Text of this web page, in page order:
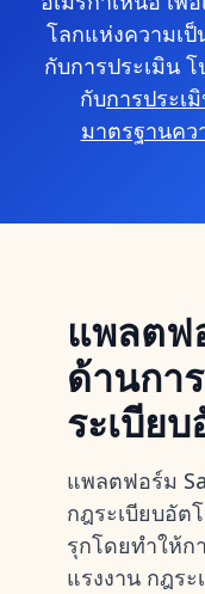
โลกแห่งความเป็
กับการประเมิน
กับการประ
มาตรฐานคว
แพลตฟ
ด้านกา
ระเบีย
แพลตฟอร์ม
กฎระเบียบอัต
รุกโดยทำให้
แรงงาน กฎร